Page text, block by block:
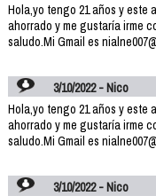
Hola,yo tengo 21 años y este
ahorrado y me gustaría irme
saludo.Mi Gmail es
3/10/2022 - Nico
Hola,yo tengo 21 años y este
ahorrado y me gustaría irme
saludo.Mi Gmail es
3/10/2022 - Nico